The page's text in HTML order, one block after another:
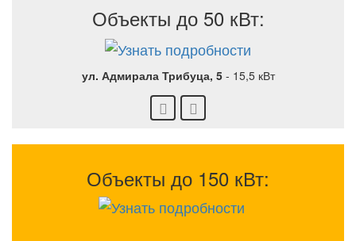
Объекты до 50 кВт:
ул. Адмирала Трибуца, 5- 15,5 кВт
Объекты до 150 кВт: